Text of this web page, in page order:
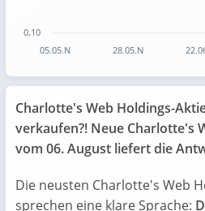
05.05.N 28.05.N
0,10
Charlotte's Web Holdings-
verkaufen?! Neue Charlotte's
vom 06. August liefert die
Die neusten Charlotte's Web
sprechen eine klare Sprache: